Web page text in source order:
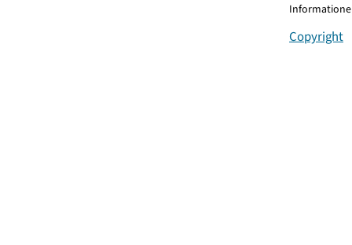
Copyright